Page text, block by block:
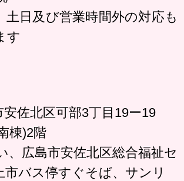
土日及び営業時間外の対応も
す
安佐北区可部3丁目19ー19
棟)2階
、広島市安佐北区総合福祉セ
市バス停すぐそば、サンリ